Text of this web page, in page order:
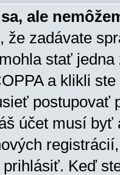
ale
že zadávate
stať
a klikli
postupovať
účet musí
Keď